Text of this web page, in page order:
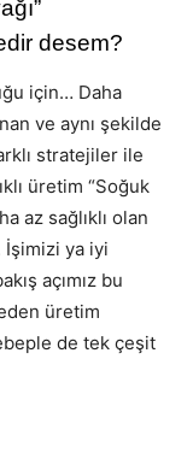
desem?
için… Daha
ve aynı şekilde
stratejiler ile
üretim “Soğuk
az sağlıklı olan
ya iyi
açımız bu
üretim
de tek çeşit